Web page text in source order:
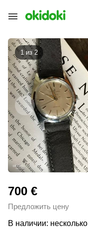
1 из2
700 €
Предложить цену
В наличии: несколько